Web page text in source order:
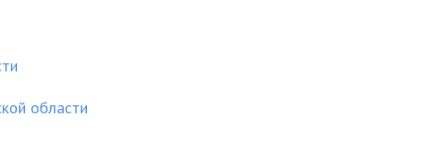
области